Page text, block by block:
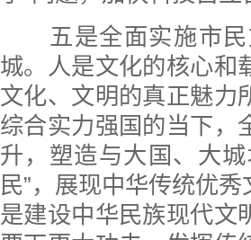
五是全面实施市民
城。人是文化的核心和
文化、文明的真正魅力
综合实力强国的当下，
升，塑造与大国、大
民”，展现中华传统优
是建设中华民族现代文